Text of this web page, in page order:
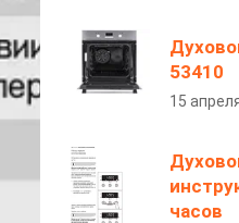
53410
15
часов